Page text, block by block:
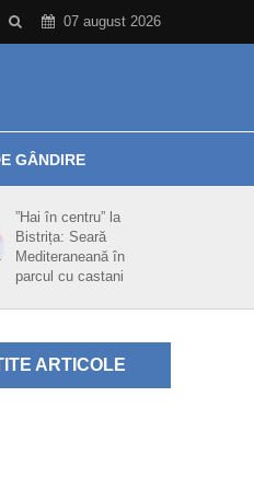
07 august 2026
GÂNDIRE
”Hai în centru” la
Bistrița: Seară
Mediteraneană în
parcul cu castani
ARTICOLE